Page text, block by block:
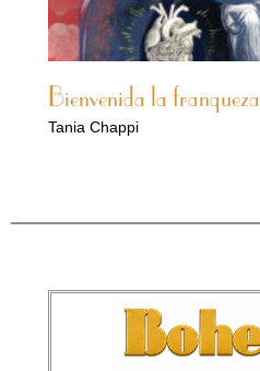
Bienvenida la franqueza
Tania Chappi